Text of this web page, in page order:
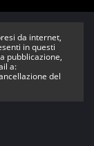
da internet,
in questi
pubblicazione,
a:
del